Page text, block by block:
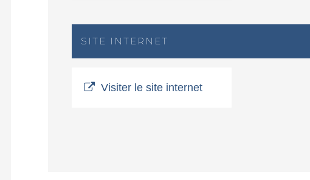
SITE INTERNET
Visiter le site internet